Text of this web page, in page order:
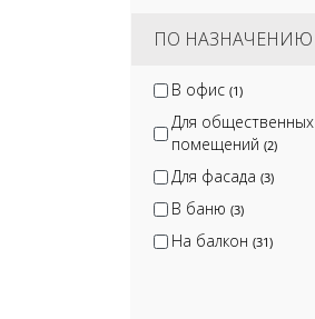
ПО НАЗНАЧЕНИЮ
В офис (1)
Для общественных
помещений (2)
Для фасада (3)
В баню (3)
На балкон (31)